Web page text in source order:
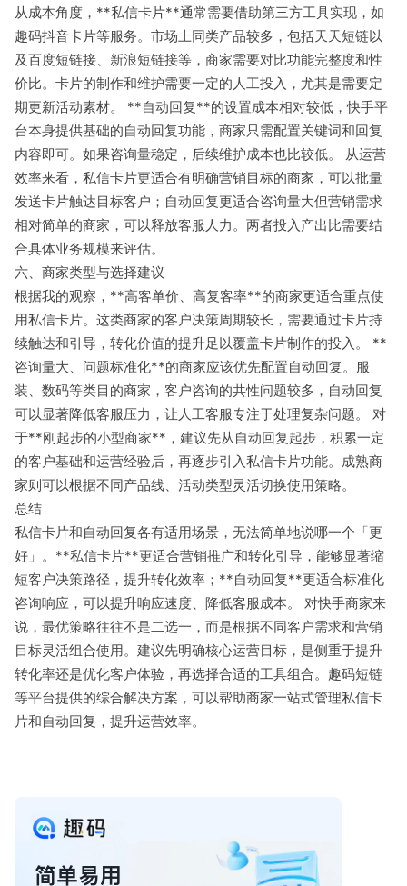
从成本角度，**私信卡片**通常需要借助第三方工具实现，如
趣码抖音卡片等服务。市场上同类产品较多，包括天天短链以
及百度短链接、新浪短链接等，商家需要对比功能完整度和性
价比。卡片的制作和维护需要一定的人工投入，尤其是需要定
期更新活动素材。 **自动回复**的设置成本相对较低，快手平
台本身提供基础的自动回复功能，商家只需配置关键词和回复
内容即可。如果咨询量稳定，后续维护成本也比较低。 从运营
效率来看，私信卡片更适合有明确营销目标的商家，可以批量
发送卡片触达目标客户；自动回复更适合咨询量大但营销需求
相对简单的商家，可以释放客服人力。两者投入产出比需要结
合具体业务规模来评估。
六、商家类型与选择建议
根据我的观察，**高客单价、高复客率**的商家更适合重点使
用私信卡片。这类商家的客户决策周期较长，需要通过卡片持
续触达和引导，转化价值的提升足以覆盖卡片制作的投入。 **
咨询量大、问题标准化**的商家应该优先配置自动回复。服
装、数码等类目的商家，客户咨询的共性问题较多，自动回复
可以显著降低客服压力，让人工客服专注于处理复杂问题。 对
于**刚起步的小型商家**，建议先从自动回复起步，积累一定
的客户基础和运营经验后，再逐步引入私信卡片功能。成熟商
家则可以根据不同产品线、活动类型灵活切换使用策略。
总结
私信卡片和自动回复各有适用场景，无法简单地说哪一个「更
好」。**私信卡片**更适合营销推广和转化引导，能够显著缩
短客户决策路径，提升转化效率；**自动回复**更适合标准化
咨询响应，可以提升响应速度、降低客服成本。 对快手商家来
说，最优策略往往不是二选一，而是根据不同客户需求和营销
目标灵活组合使用。建议先明确核心运营目标，是侧重于提升
转化率还是优化客户体验，再选择合适的工具组合。趣码短链
等平台提供的综合解决方案，可以帮助商家一站式管理私信卡
片和自动回复，提升运营效率。